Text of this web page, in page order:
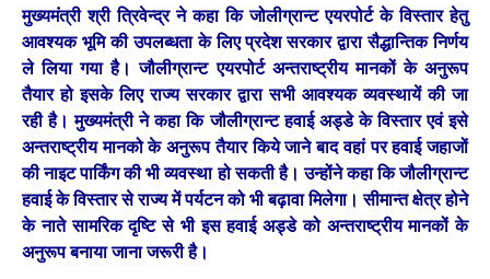
मुख्यमंत्री श्री त्रिवेन्द्र ने कहा कि जोलीग्रान्ट एयरपोर्ट के विस्तार हेतु
आवश्यक भूमि की उपलब्धता के लिए प्रदेश सरकार द्वारा सैद्धान्तिक निर्णय
ले लिया गया है। जौलीग्रान्ट एयरपोर्ट अन्तराष्ट्रीय मानकों के अनुरूप
तैयार हो इसके लिए राज्य सरकार द्वारा सभी आवश्यक व्यवस्थायें की जा
रही है। मुख्यमंत्री ने कहा कि जौलीग्रान्ट हवाई अड्डे के विस्तार एवं इसे
अन्तराष्ट्रीय मानको के अनुरूप तैयार किये जाने बाद वहां पर हवाई जहाजों
की नाइट पार्किंग की भी व्यवस्था हो सकती है। उन्होंने कहा कि जौलीग्रान्ट
हवाई के विस्तार से राज्य में पर्यटन को भी बढ़ावा मिलेगा। सीमान्त क्षेत्र होने
के नाते सामरिक दृष्टि से भी इस हवाई अड्डे को अन्तराष्ट्रीय मानकों के
अनुरूप बनाया जाना जरूरी है।